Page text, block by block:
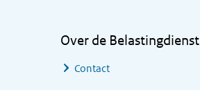
Over de Belastingdienst
Contact